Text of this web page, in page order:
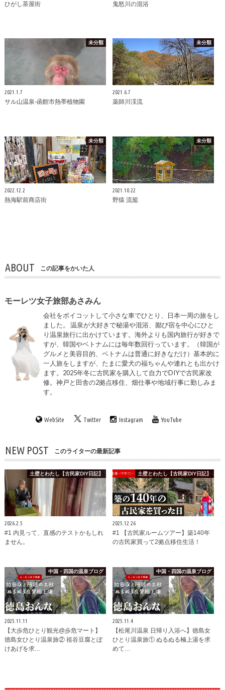
ひがし茶屋街 鬼怒川の混浴
未分類
2021.1.7
サル山温泉-函館市熱帯植物園
未分類
2021.6.7
薬師川渓流
未分類
2022.12.2
熱海駅前商店街
未分類
2021.10.22
野猿 流籠
ABOUT この記事をかいた人
モーレツ女子旅部あさみん
会社をボイコットして小さな車でひとり、日本一周の旅をし
ました。 温泉が大好きで秘湯や混浴、鄙び宿を中心にひと
り温泉旅行に出かけています。海外よりも国内旅行が好きで
すが、韓国やベトナムには毎年数回行っています。（韓国が
グルメと美容目的、ベトナムは普通に好きなだけ）基本的に
一人旅をしますが、たまに愛犬の福ちゃんや連れとも出かけ
ます。2025年冬に古民家を購入して自力でDIYで古民家改
修。神戸と田舎の2拠点移住、畑仕事や地域行事に勤しみま
す。
WebSite Twitter Instagram YouTube
NEW POST このライターの最新記事
土壁とわたし【古民家DIY日記】
2026.2.5
#1 内見って、直感のテストかもしれ
ません。
土壁とわたし【古民家DIY日記】
2025.12.26
#1 【古民家ルームツアー】築140年
の古民家買って2拠点移住生活！
中国・四国の温泉ブログ
2025.11.11
【大歩危ひとり観光@歩危マート】
徳島女ひとり温泉旅② 祖谷豆腐とぼ
けあげを求…
中国・四国の温泉ブログ
2025.11.4
【松尾川温泉 日帰り入浴へ】徳島女
ひとり温泉旅① ぬるぬる極上湯を求
めて…